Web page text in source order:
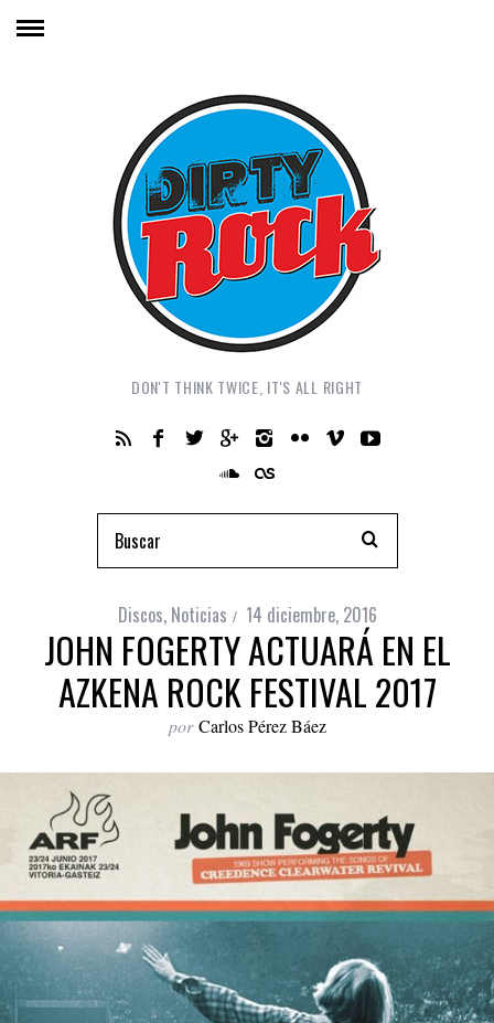
DON'T THINK TWICE, IT'S ALL RIGHT
Discos, Noticias 14 diciembre, 2016
JOHN FOGERTY ACTUARÁ EN EL
AZKENA ROCK FESTIVAL 2017
por Carlos Pérez Báez